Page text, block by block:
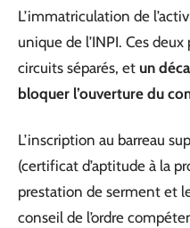
L’immatriculation de
unique de l’INPI. Ces
circuits séparés, et un
bloquer l’ouverture du
L’inscription au barreau
(certificat d’aptitude à la
prestation de serment et
conseil de l’ordre